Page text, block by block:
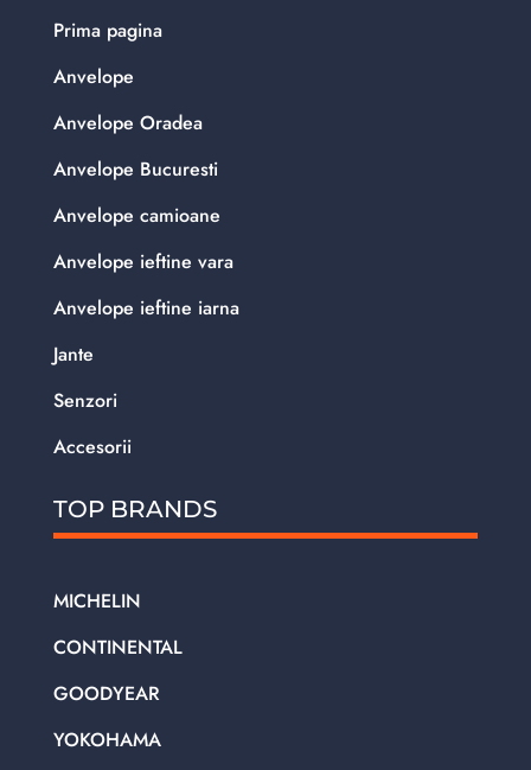
Prima pagina
Anvelope
Anvelope Oradea
Anvelope Bucuresti
Anvelope camioane
Anvelope ieftine vara
Anvelope ieftine iarna
Jante
Senzori
Accesorii
TOP BRANDS
MICHELIN
CONTINENTAL
GOODYEAR
YOKOHAMA